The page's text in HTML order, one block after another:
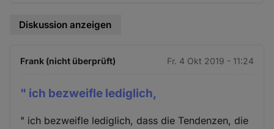
Diskussion anzeigen
Frank (nicht überprüft) Fr. 4 Okt 2019 - 11:24
" ich bezweifle lediglich,
" ich bezweifle lediglich, dass die Tendenzen, die